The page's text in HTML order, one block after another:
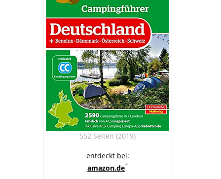
552 Seiten (2019)
entdeckt bei:
amazon.de*